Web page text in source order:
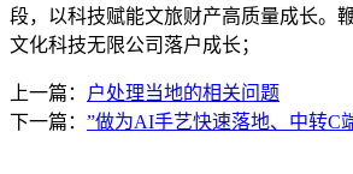
段，以科技赋能文旅财产高质量成长。
文化科技无限公司落户成长；
上一篇： 户处理当地的相关问题
下一篇： ”做为AI手艺快速落地、中转C